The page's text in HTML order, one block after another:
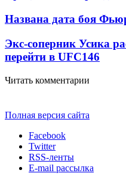
Названа дата боя
Экс-соперник Усика
перейти в UFC146
Читать комментарии
Полная версия сайта
Facebook
Twitter
RSS-ленты
E-mail рассылка